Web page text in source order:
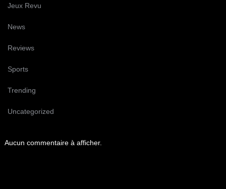
Jeux Revu
News
Reviews
Sports
Trending
Uncategorized
Aucun commentaire à afficher.